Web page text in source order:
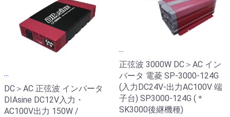
...
DC＞AC 正弦波 インバータ
DIAsine DC12V入力・
AC100V出力 150W /
...
正弦波 3000W DC＞AC イン
バータ 電菱 SP-3000-124G
(入力DC24V-出力AC100V 端
子台) SP3000-124G (＊
SK3000後継機種)